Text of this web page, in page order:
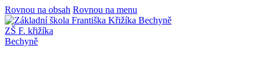
Rovnou na obsah Rovnou na menu
ZŠ F. křižíka
Bechyně